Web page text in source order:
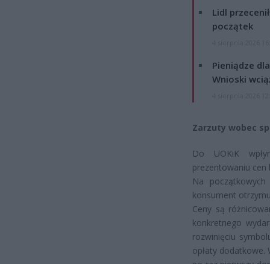
Lidl
początek
Pieniądze
Wnioski
Zarzuty wobec
Do UOKiK
prezentowaniu
Na
konsument
Ceny są
konkretnego
rozwinięciu
opłaty